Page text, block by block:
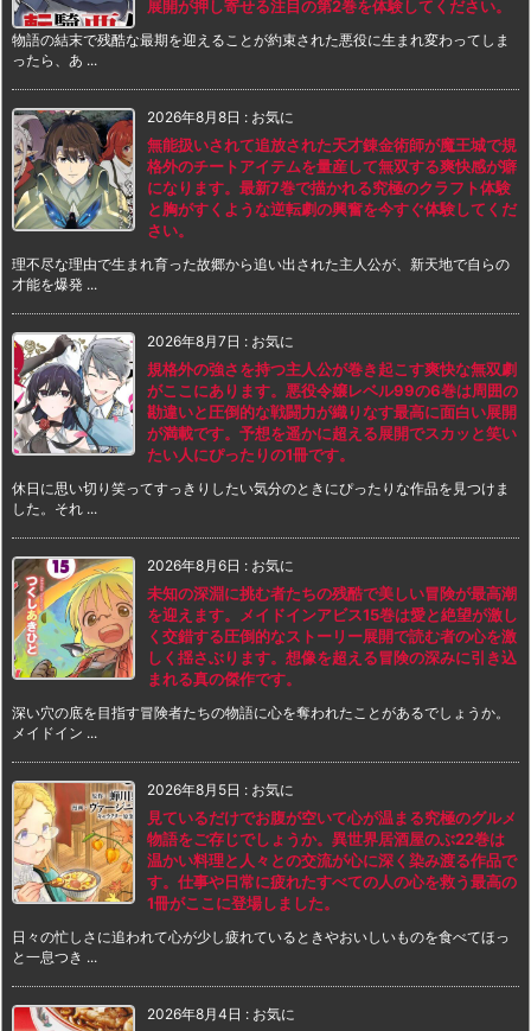
展開が押し寄せる注目の第2巻を体験してください。
物語の結末で残酷な最期を迎えることが約束された悪役に生まれ変わってしま
ったら、あ ...
2026年8月8日 : お気に
無能扱いされて追放された天才錬金術師が魔王城で規
格外のチートアイテムを量産して無双する爽快感が癖
になります。最新7巻で描かれる究極のクラフト体験
と胸がすくような逆転劇の興奮を今すぐ体験してくだ
さい。
理不尽な理由で生まれ育った故郷から追い出された主人公が、新天地で自らの
才能を爆発 ...
2026年8月7日 : お気に
規格外の強さを持つ主人公が巻き起こす爽快な無双劇
がここにあります。悪役令嬢レベル99の6巻は周囲の
勘違いと圧倒的な戦闘力が織りなす最高に面白い展開
が満載です。予想を遥かに超える展開でスカッと笑い
たい人にぴったりの1冊です。
休日に思い切り笑ってすっきりしたい気分のときにぴったりな作品を見つけま
した。それ ...
2026年8月6日 : お気に
未知の深淵に挑む者たちの残酷で美しい冒険が最高潮
を迎えます。メイドインアビス15巻は愛と絶望が激し
く交錯する圧倒的なストーリー展開で読む者の心を激
しく揺さぶります。想像を超える冒険の深みに引き込
まれる真の傑作です。
深い穴の底を目指す冒険者たちの物語に心を奪われたことがあるでしょうか。
メイドイン ...
2026年8月5日 : お気に
見ているだけでお腹が空いて心が温まる究極のグルメ
物語をご存じでしょうか。異世界居酒屋のぶ22巻は
温かい料理と人々との交流が心に深く染み渡る作品で
す。仕事や日常に疲れたすべての人の心を救う最高の
1冊がここに登場しました。
日々の忙しさに追われて心が少し疲れているときやおいしいものを食べてほっ
と一息つき ...
2026年8月4日 : お気に